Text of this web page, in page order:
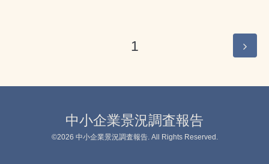
1
中小企業景況調査報告
©2026 中小企業景況調査報告. All Rights Reserved.